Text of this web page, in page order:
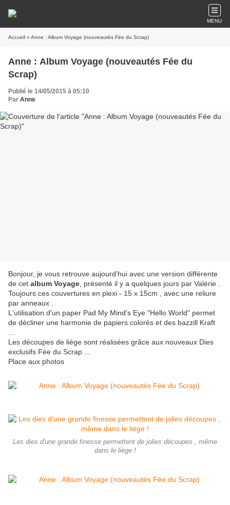
MENU
Accueil » Anne : Album Voyage (nouveautés Fée du Scrap)
Anne : Album Voyage (nouveautés Fée du
Scrap)
Publié le 14/05/2015 à 05:10
Par Anne
Bonjour, je vous retrouve aujourd'hui avec une version différente
de cet album Voyage , présenté il y a quelques jours par Valérie .
Toujours ces couvertures en plexi - 15 x 15cm , avec une reliure
par anneaux .
L'utilisation d'un paper Pad My Mind's Eye "Hello World" permet
de décliner une harmonie de papiers colorés et des bazzill Kraft
Les découpes de liège sont réalisées grâce aux nouveaux Dies
exclusifs Fée du Scrap ...
Place aux photos
Les dies d'une grande finesse permettent de jolies découpes , même
dans le liège !